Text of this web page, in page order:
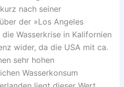
nach seiner
der »Los Angeles
Wasserkrise in Kalifornien
wider, da die USA mit ca.
sehr hohen
Wasserkonsum